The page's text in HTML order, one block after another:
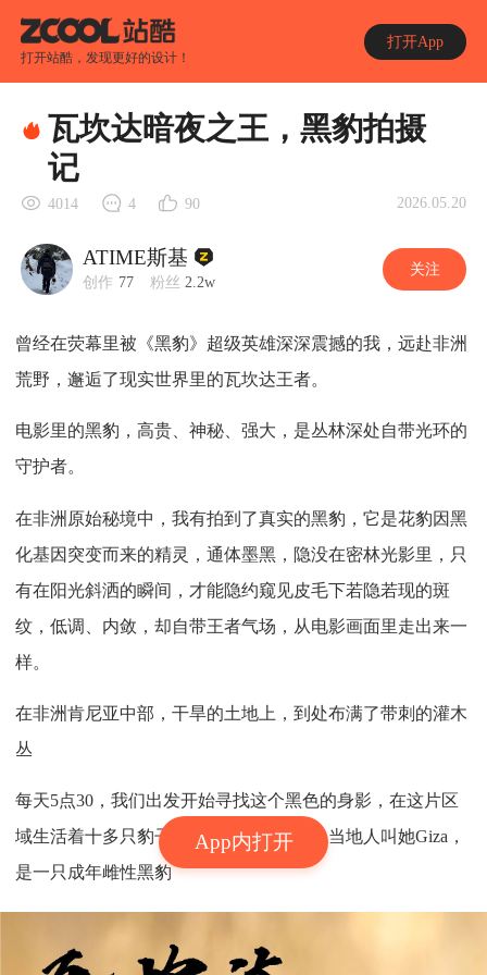
打开站酷，发现更好的设计！
打开App
App内打开
瓦坎达暗夜之王，黑豹拍摄
记
4014 4 90 2026.05.20
ATIME斯基
创作 77 粉丝 2.2w
关注
曾经在荧幕里被《黑豹》超级英雄深深震撼的我，远赴非洲
荒野，邂逅了现实世界里的瓦坎达王者。
电影里的黑豹，高贵、神秘、强大，是丛林深处自带光环的
守护者。
在非洲原始秘境中，我有拍到了真实的黑豹，它是花豹因黑
化基因突变而来的精灵，通体墨黑，隐没在密林光影里，只
有在阳光斜洒的瞬间，才能隐约窥见皮毛下若隐若现的斑
纹，低调、内敛，却自带王者气场，从电影画面里走出来一
样。
在非洲肯尼亚中部，干旱的土地上，到处布满了带刺的灌木
丛
每天5点30，我们出发开始寻找这个黑色的身影，在这片区
域生活着十多只豹子，但黑豹只有一只，当地人叫她Giza，
是一只成年雌性黑豹